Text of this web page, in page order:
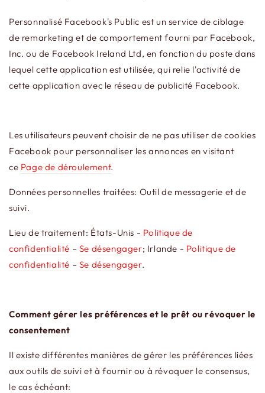
Personnalisé Facebook's Public est un service de ciblage
de remarketing et de comportement fourni par Facebook,
Inc. ou de Facebook Ireland Ltd, en fonction du poste dans
lequel cette application est utilisée, qui relie l'activité de
cette application avec le réseau de publicité Facebook.
Les utilisateurs peuvent choisir de ne pas utiliser de cookies
Facebook pour personnaliser les annonces en visitant
ce Page de déroulement.
Données personnelles traitées: Outil de messagerie et de
suivi.
Lieu de traitement: États-Unis - Politique de
confidentialité – Se désengager; Irlande - Politique de
confidentialité – Se désengager.
Comment gérer les préférences et le prêt ou révoquer le
consentement
Il existe différentes manières de gérer les préférences liées
aux outils de suivi et à fournir ou à révoquer le consensus,
le cas échéant: